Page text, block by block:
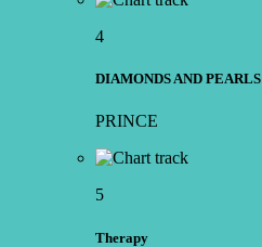
4
DIAMONDS AND PEARLS
PRINCE
5
Therapy